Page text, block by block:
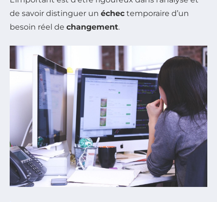
de savoir distinguer un échec temporaire d’un
besoin réel de changement.